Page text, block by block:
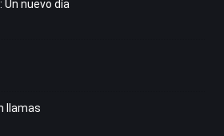
Un nuevo día
llamas